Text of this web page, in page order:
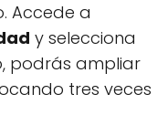
Accede a
y selecciona
podrás ampliar
tres veces